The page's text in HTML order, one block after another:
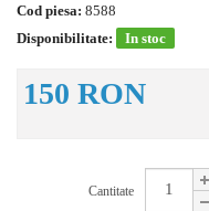
Cod piesa: 8588
Disponibilitate:
In stoc
150 RON
Cantitate